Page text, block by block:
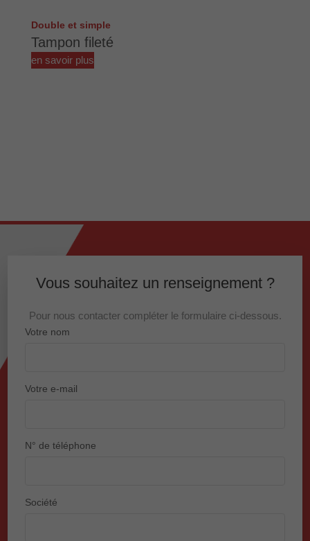
Double et simple
Tampon fileté
en savoir plus
Vous souhaitez un renseignement ?
Pour nous contacter compléter le formulaire ci-dessous.
Votre nom
Votre e-mail
N° de téléphone
Société